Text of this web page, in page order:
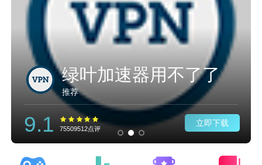
绿叶加速器用不了了
推荐
9.1 75509512点评
立即下载